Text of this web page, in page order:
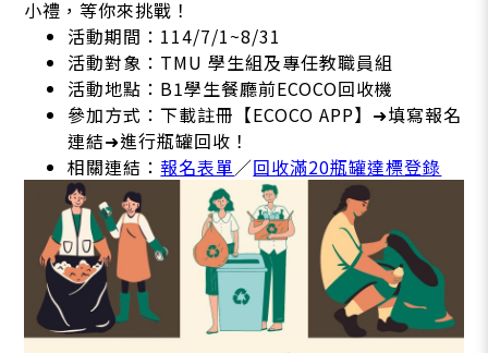
小禮，等你來挑戰！
活動期間：114/7/1~8/31
活動對象：TMU 學生組及專任教職員組
活動地點：B1學生餐廳前ECOCO回收機
參加方式：下載註冊【ECOCO APP】➜填寫報名
連結➜進行瓶罐回收！
相關連結：報名表單／回收滿20瓶罐達標登錄